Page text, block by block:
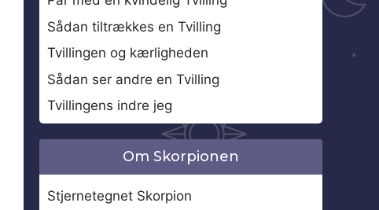
Sådan tiltrækkes en Tvilling
Tvillingen og kærligheden
Sådan ser andre en Tvilling
Tvillingens indre jeg
Om Skorpionen
Stjernetegnet Skorpion